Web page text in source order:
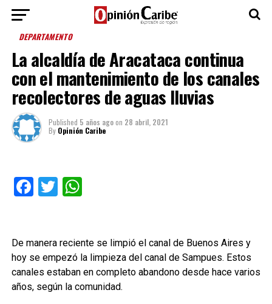
DEPARTAMENTO
La alcaldía de Aracataca continua
con el mantenimiento de los canales
recolectores de aguas lluvias
Published 5 años agoon 28 abril, 2021
By Opinión Caribe
Facebook
TwitterWhatsApp
De manera reciente se limpió el canal de Buenos Aires y
hoy se empezó la limpieza del canal de Sampues. Estos
canales estaban en completo abandono desde hace varios
años, según la comunidad.